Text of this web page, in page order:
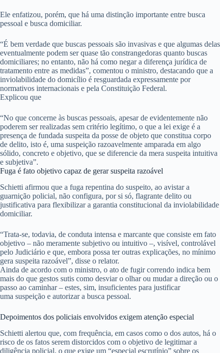
Ele enfatizou, porém, que há uma distinção importante entre busca
pessoal e busca domiciliar.
“É bem verdade que buscas pessoais são invasivas e que algumas delas
eventualmente podem ser quase tão constrangedoras quanto buscas
domiciliares; no entanto, não há como negar a diferença jurídica de
tratamento entre as medidas”, comentou o ministro, destacando que a
inviolabilidade do domicílio é resguardada expressamente por
normativos internacionais e pela Constituição Federal.
Explicou que
“No que concerne às buscas pessoais, apesar de evidentemente não
poderem ser realizadas sem critério legítimo, o que a lei exige é a
presença de fundada suspeita da posse de objeto que constitua corpo
de delito, isto é, uma suspeição razoavelmente amparada em algo
sólido, concreto e objetivo, que se diferencie da mera suspeita intuitiva
e subjetiva”.
Fuga é fato objetivo capaz de gerar suspeita razoável
Schietti afirmou que a fuga repentina do suspeito, ao avistar a
guarnição policial, não configura, por si só, flagrante delito ou
justificativa para flexibilizar a garantia constitucional da inviolabilidade
domiciliar.
“Trata-se, todavia, de conduta intensa e marcante que consiste em fato
objetivo – não meramente subjetivo ou intuitivo –, visível, controlável
pelo Judiciário e que, embora possa ter outras explicações, no mínimo
gera suspeita razoável”, disse o relator.
Ainda de acordo com o ministro, o ato de fugir correndo indica bem
mais do que gestos sutis como desviar o olhar ou mudar a direção ou o
passo ao caminhar – estes, sim, insuficientes para justificar
uma suspeição e autorizar a busca pessoal.
Depoimentos dos policiais envolvidos exigem atenção especial
Schietti alertou que, com frequência, em casos como o dos autos, há o
risco de os fatos serem distorcidos com o objetivo de legitimar a
diligência policial, o que exige um “especial escrutínio” sobre os